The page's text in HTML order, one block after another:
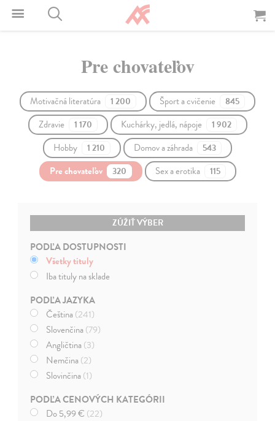
Pre chovateľov
Motivačná literatúra 1 200 Šport a cvičenie 845
Zdravie 1 170 Kuchárky, jedlá, nápoje 1 902
Hobby 1 210 Domov a záhrada 543
Pre chovateľov 320 Sex a erotika 115
ZÚŽIŤ VÝBER
PODĽA DOSTUPNOSTI
Všetky tituly
Iba tituly na sklade
PODĽA JAZYKA
Čeština(241)
Slovenčina(79)
Angličtina(3)
Nemčina(2)
Slovinčina(1)
PODĽA CENOVÝCH KATEGÓRII
Do 5,99 € (22)